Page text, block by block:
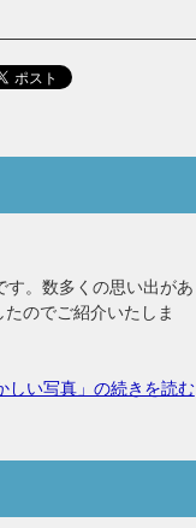
す。数多くの思い出があ
のでご紹介いたしま
しい写真」の続きを読む